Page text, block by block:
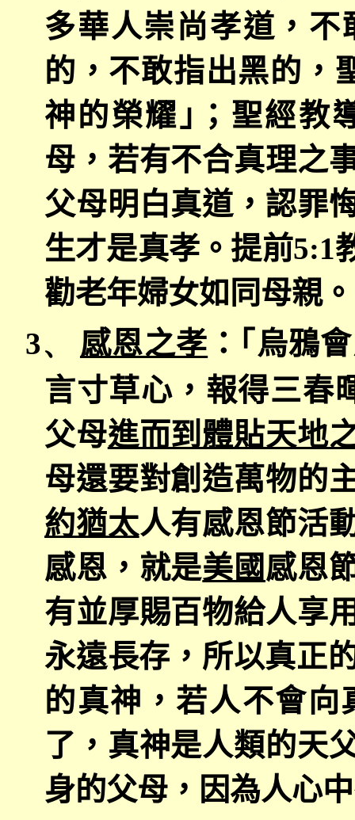
多華人崇尚孝道，
的，不敢指出黑的，
神的榮耀｣；聖經教
母，若有不合真理之
父母明白真道，認罪
生才是真孝。提前5:1
勸老年婦女如同母親。
3、
感恩之孝 ：｢烏鴉
言寸草心，報得三春
父母進而到體貼天地
母還要對創造萬物的
約猶太人有感恩節活
感恩，就是美國 感恩
有並厚賜百物給人享
永遠長存，所以真正
的真神，若人不會向
了，真神是人類的天
身的父母，因為人心